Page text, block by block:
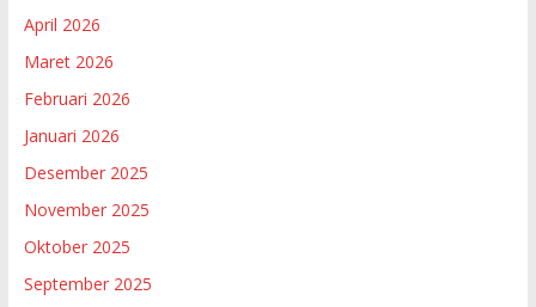
April 2026
Maret 2026
Februari 2026
Januari 2026
Desember 2025
November 2025
Oktober 2025
September 2025